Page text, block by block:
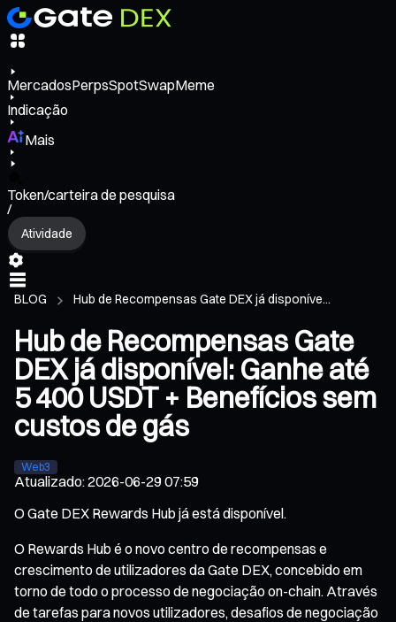
MercadosPerpsSpotSwapMeme
Indicação
Mais
Token/carteira de pesquisa
/
Atividade
BLOG Hub de Recompensas Gate DEX já disponíve...
Hub de Recompensas Gate
DEX já disponível: Ganhe até
5 400 USDT + Benefícios sem
custos de gás
Web3
Atualizado:2026-06-29 07:59
O Gate DEX Rewards Hub já está disponível.
O Rewards Hub é o novo centro de recompensas e
crescimento de utilizadores da Gate DEX, concebido em
torno de todo o processo de negociação on-chain. Através
de tarefas para novos utilizadores, desafios de negociação